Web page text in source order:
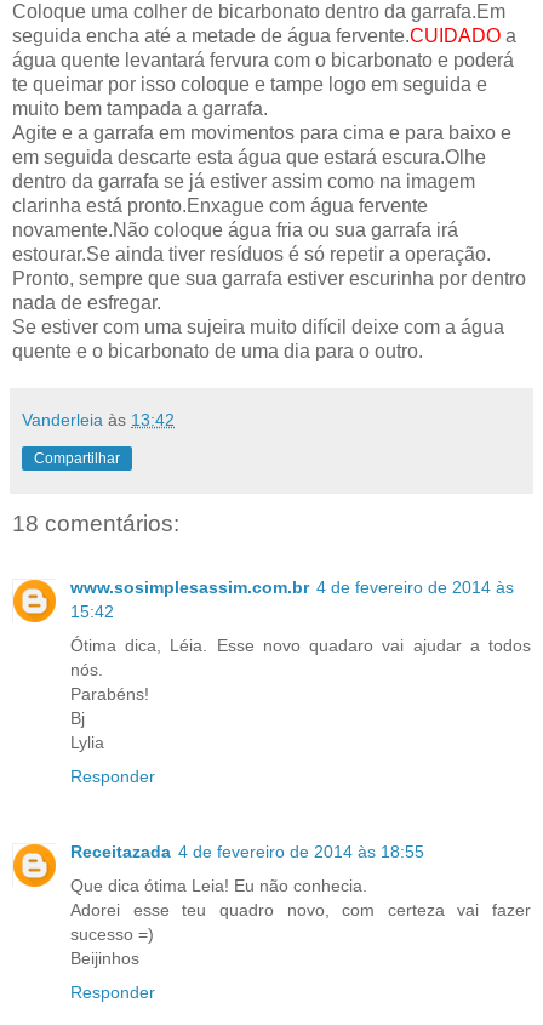
Coloque uma colher de bicarbonato dentro da garrafa.Em
seguida encha até a metade de água fervente.CUIDADO a
água quente levantará fervura com o bicarbonato e poderá
te queimar por isso coloque e tampe logo em seguida e
muito bem tampada a garrafa.
Agite e a garrafa em movimentos para cima e para baixo e
em seguida descarte esta água que estará escura.Olhe
dentro da garrafa se já estiver assim como na imagem
clarinha está pronto.Enxague com água fervente
novamente.Não coloque água fria ou sua garrafa irá
estourar.Se ainda tiver resíduos é só repetir a operação.
Pronto, sempre que sua garrafa estiver escurinha por dentro
nada de esfregar.
Se estiver com uma sujeira muito difícil deixe com a água
quente e o bicarbonato de uma dia para o outro.
Vanderleia às 13:42
Compartilhar
18 comentários:
www.sosimplesassim.com.br 4 de fevereiro de 2014 às
15:42
Ótima dica, Léia. Esse novo quadaro vai ajudar a todos
nós.
Parabéns!
Bj
Lylia
Responder
Receitazada 4 de fevereiro de 2014 às 18:55
Que dica ótima Leia! Eu não conhecia.
Adorei esse teu quadro novo, com certeza vai fazer
sucesso =)
Beijinhos
Responder